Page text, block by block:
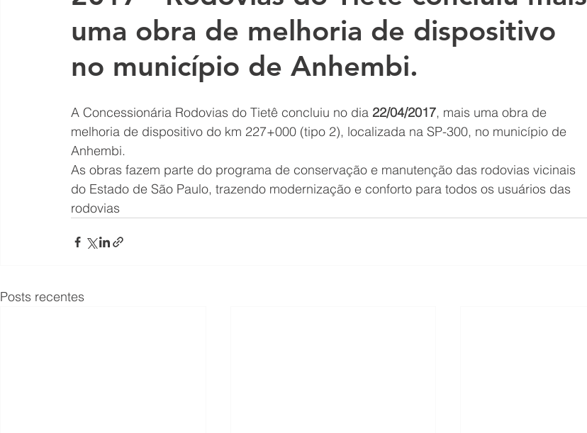
uma obra de melhoria de dispositivo
no município de Anhembi.
A Concessionária Rodovias do Tietê concluiu no dia 22/04/2017, mais uma obra de
melhoria de dispositivo do km 227+000 (tipo 2), localizada na SP-300, no município de
Anhembi.
As obras fazem parte do programa de conservação e manutenção das rodovias vicinais
do Estado de São Paulo, trazendo modernização e conforto para todos os usuários das
rodovias
Posts recentes